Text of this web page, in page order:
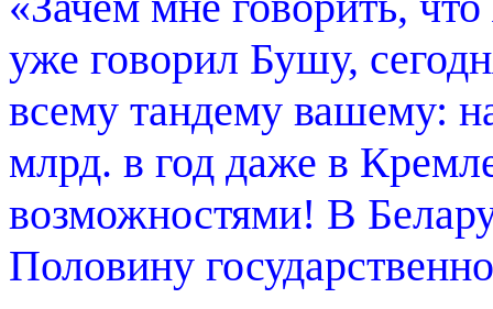
уже говорил Бушу,
всему тандему вашему:
млрд. в год даже в
возможностями! В
Половину